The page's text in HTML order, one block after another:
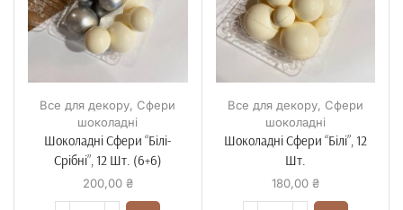
Все для декору, Сфери
шоколадні
Шоколадні Сфери “Білі-
Срібні”, 12 Шт. (6+6)
200,00 ₴
Все для декору, Сфери
шоколадні
Шоколадні Сфери “Білі”, 12
Шт.
180,00 ₴